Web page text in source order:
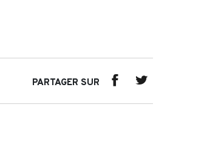
PARTAGER SUR